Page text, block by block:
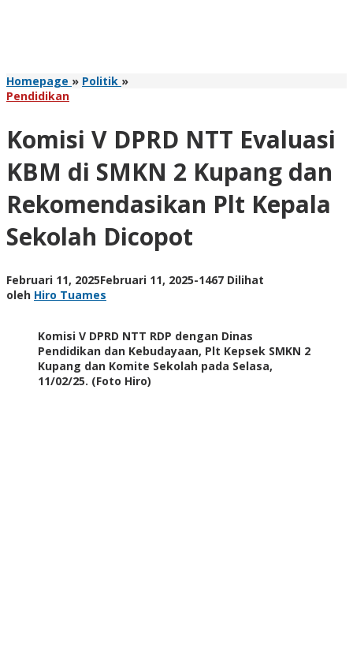
Homepage » Politik »Komisi
Evaluasi
di
SMKN
2
Kupang
dan
Rekomendasikan
Kepala
Sekolah
Pendidikan
Komisi V DPRD NTT Evaluasi
KBM di SMKN 2 Kupang dan
Rekomendasikan Plt Kepala
Sekolah Dicopot
Februari 11, 2025Februari 11, 2025oleh
-1467 Dilihat
oleh Hiro Tuames
Komisi V DPRD NTT RDP dengan Dinas
Pendidikan dan Kebudayaan, Plt Kepsek SMKN 2
Kupang dan Komite Sekolah pada Selasa,
11/02/25. (Foto Hiro)